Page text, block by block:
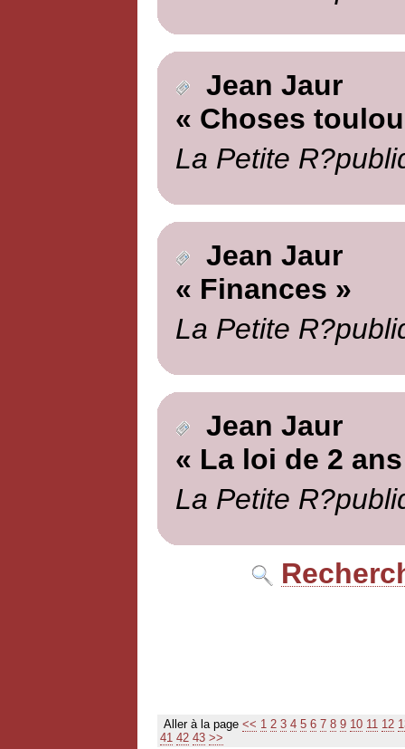
Jean Jaur
« Choses
La Petite
Jean Jaur
« Finances »
La Petite
Jean Jaur
« La loi de 2
La Petite
Aller à la page << 1 2 3 4 5 6 7 8 9 10 11 12
41 42 43 >>